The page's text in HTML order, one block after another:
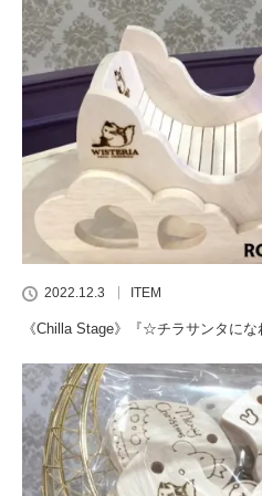
2022.12.3 ITEM
《Chilla Stage》『☆チラサンタに